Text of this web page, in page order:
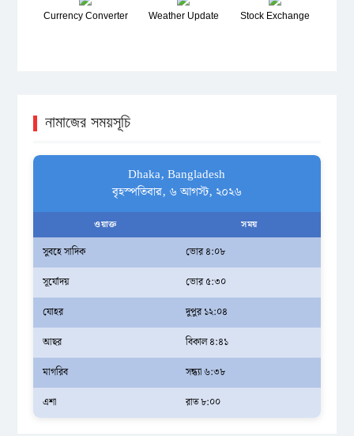
Currency Converter Weather Update Stock Exchange
নামাজের সময়সূচি
Dhaka, Bangladesh
বৃহস্পতিবার, ৬ আগস্ট, ২০২৬
ওয়াক্ত সময়
সুবহে সাদিক
ভোর ৪:০৮
সূর্যোদয়
ভোর ৫:৩০
যোহর
দুপুর ১২:০৪
আছর
বিকাল ৪:৪১
মাগরিব
সন্ধ্যা ৬:৩৮
এশা
রাত ৮:০০